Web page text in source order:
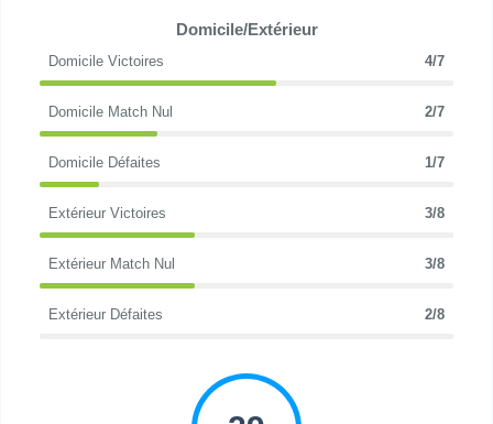
Domicile/Extérieur
Domicile Victoires 4/7
Domicile Match Nul 2/7
Domicile Défaites 1/7
Extérieur Victoires 3/8
Extérieur Match Nul 3/8
Extérieur Défaites 2/8